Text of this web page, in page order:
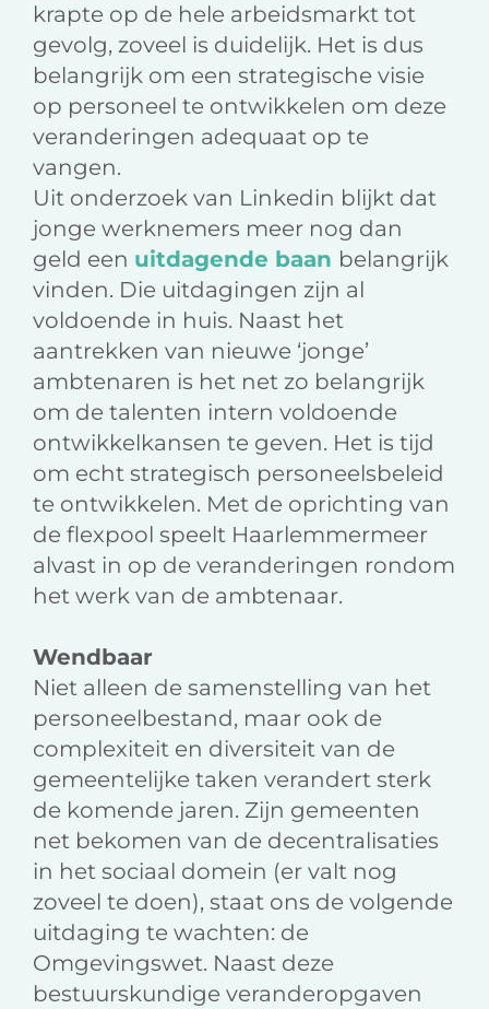
krapte op de hele arbeidsmarkt tot
gevolg, zoveel is duidelijk. Het is dus
belangrijk om een strategische visie
op personeel te ontwikkelen om deze
veranderingen adequaat op te
vangen.
Uit onderzoek van Linkedin blijkt dat
jonge werknemers meer nog dan
geld een uitdagende baan belangrijk
vinden. Die uitdagingen zijn al
voldoende in huis. Naast het
aantrekken van nieuwe ‘jonge’
ambtenaren is het net zo belangrijk
om de talenten intern voldoende
ontwikkelkansen te geven. Het is tijd
om echt strategisch personeelsbeleid
te ontwikkelen. Met de oprichting van
de flexpool speelt Haarlemmermeer
alvast in op de veranderingen rondom
het werk van de ambtenaar.
Wendbaar
Niet alleen de samenstelling van het
personeelbestand, maar ook de
complexiteit en diversiteit van de
gemeentelijke taken verandert sterk
de komende jaren. Zijn gemeenten
net bekomen van de decentralisaties
in het sociaal domein (er valt nog
zoveel te doen), staat ons de volgende
uitdaging te wachten: de
Omgevingswet. Naast deze
bestuurskundige veranderopgaven